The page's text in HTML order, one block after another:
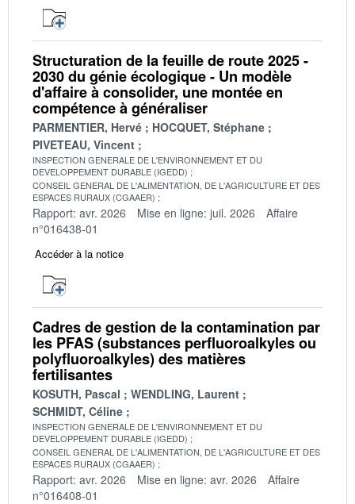
Structuration de la feuille de route 2025 -
2030 du génie écologique - Un modèle
d'affaire à consolider, une montée en
compétence à généraliser
PARMENTIER, Hervé
HOCQUET, Stéphane
PIVETEAU, Vincent
INSPECTION GENERALE DE L'ENVIRONNEMENT ET DU
DEVELOPPEMENT DURABLE (IGEDD)
CONSEIL GENERAL DE L'ALIMENTATION, DE L'AGRICULTURE ET DES
ESPACES RURAUX (CGAAER)
Rapport: avr. 2026 Mise en ligne: juil. 2026
Affaire
n°016438-01
Accéder à la notice
Cadres de gestion de la contamination par
les PFAS (substances perfluoroalkyles ou
polyfluoroalkyles) des matières
fertilisantes
KOSUTH, Pascal
WENDLING, Laurent
SCHMIDT, Céline
INSPECTION GENERALE DE L'ENVIRONNEMENT ET DU
DEVELOPPEMENT DURABLE (IGEDD)
CONSEIL GENERAL DE L'ALIMENTATION, DE L'AGRICULTURE ET DES
ESPACES RURAUX (CGAAER)
Rapport: avr. 2026 Mise en ligne: avr. 2026
Affaire
n°016408-01